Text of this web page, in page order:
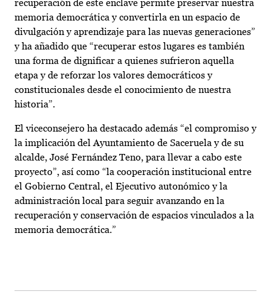
recuperación de este enclave permite preservar nuestra
memoria democrática y convertirla en un espacio de
divulgación y aprendizaje para las nuevas generaciones”
y ha añadido que “recuperar estos lugares es también
una forma de dignificar a quienes sufrieron aquella
etapa y de reforzar los valores democráticos y
constitucionales desde el conocimiento de nuestra
historia”.
El viceconsejero ha destacado además “el compromiso y
la implicación del Ayuntamiento de Saceruela y de su
alcalde, José Fernández Teno, para llevar a cabo este
proyecto”, así como “la cooperación institucional entre
el Gobierno Central, el Ejecutivo autonómico y la
administración local para seguir avanzando en la
recuperación y conservación de espacios vinculados a la
memoria democrática.”